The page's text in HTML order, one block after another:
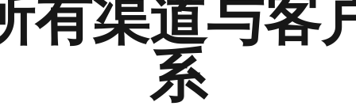
有渠道与客
系